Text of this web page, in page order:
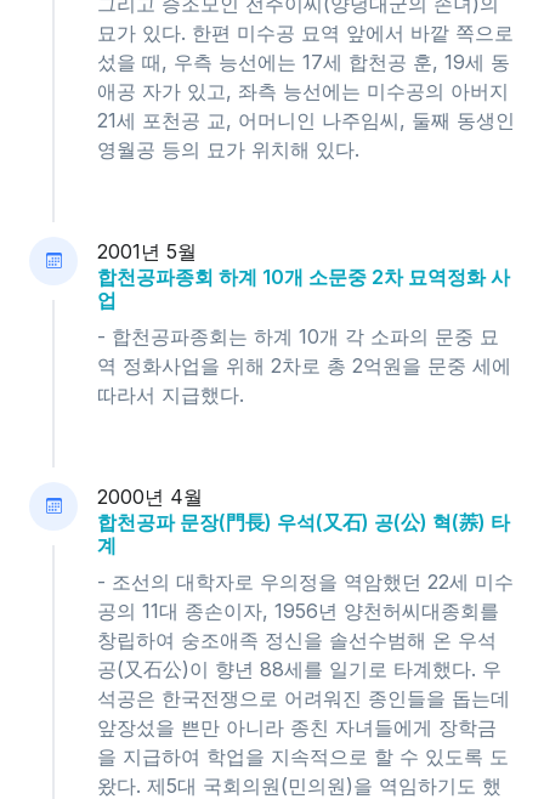
묘가 있다. 한편 미수공 묘역 앞에서 바깥 쪽으로
섰을 때, 우측 능선에는 17세 합천공 훈, 19세 동
애공 자가 있고, 좌측 능선에는 미수공의 아버지
21세 포천공 교, 어머니인 나주임씨, 둘째 동생인
영월공 등의 묘가 위치해 있다.
2001년 5월
합천공파종회 하계 10개 소문중 2차 묘역정화 사
업
- 합천공파종회는 하계 10개 각 소파의 문중 묘
역 정화사업을 위해 2차로 총 2억원을 문중 세에
따라서 지급했다.
2000년 4월
합천공파 문장(門長) 우석(又石) 공(公) 혁(䓇) 타
계
- 조선의 대학자로 우의정을 역암했던 22세 미수
공의 11대 종손이자, 1956년 양천허씨대종회를
창립하여 숭조애족 정신을 솔선수범해 온 우석
공(又石公)이 향년 88세를 일기로 타계했다. 우
석공은 한국전쟁으로 어려워진 종인들을 돕는데
앞장섰을 쁜만 아니라 종친 자녀들에게 장학금
을 지급하여 학업을 지속적으로 할 수 있도록 도
왔다. 제5대 국회의원(민의원)을 역임하기도 했